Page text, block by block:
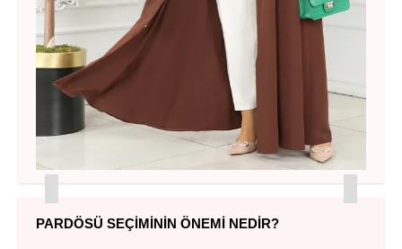
PARDÖSÜ SEÇIMININ ÖNEMI NEDIR?